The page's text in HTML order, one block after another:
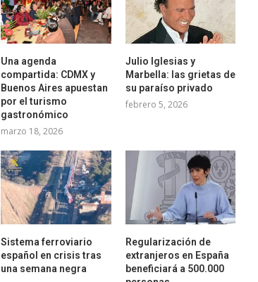
Una agenda
compartida: CDMX y
Buenos Aires apuestan
por el turismo
gastronómico
marzo 18, 2026
Julio Iglesias y
Marbella: las grietas de
su paraíso privado
febrero 5, 2026
Sistema ferroviario
español en crisis tras
una semana negra
Regularización de
extranjeros en España
beneficiará a 500.000